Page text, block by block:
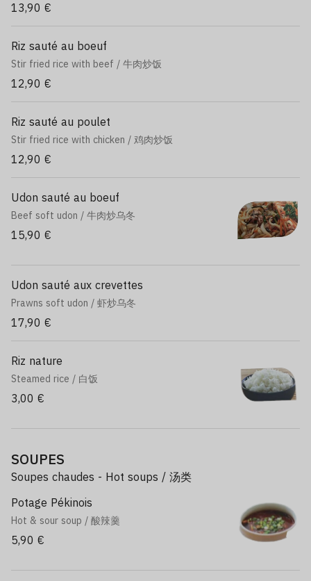
13,90 €
Riz sauté au boeuf
Stir fried rice with beef / 牛肉炒饭
12,90 €
Riz sauté au poulet
Stir fried rice with chicken / 鸡肉炒饭
12,90 €
Udon sauté au boeuf
Beef soft udon / 牛肉炒乌冬
15,90 €
Udon sauté aux crevettes
Prawns soft udon / 虾炒乌冬
17,90 €
Riz nature
Steamed rice / 白饭
3,00 €
SOUPES
Soupes chaudes - Hot soups / 汤类
Potage Pékinois
Hot & sour soup / 酸辣羹
5,90 €